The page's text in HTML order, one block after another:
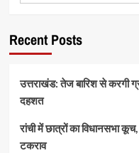
Recent Posts
उत्तराखंड: तेज बारिश से करगी
दहशत
रांची में छात्रों का विधानसभा
टकराव